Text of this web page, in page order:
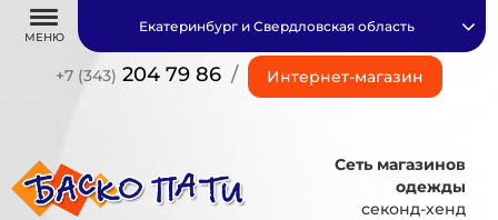
МЕНЮ
+7 (343) 204 79 86 / Интернет-магазин
Екатеринбург и Свердловская область
Сеть магазинов
одежды
секонд-хенд